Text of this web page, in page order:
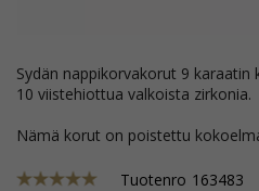
sydän nappikorvakorut 9 karaatin kultaa kanssa kiiltävä pinta ja
10 viistehiottua valkoista zirkonia.
Nämä korut on poistettu
Tuotenro 163483